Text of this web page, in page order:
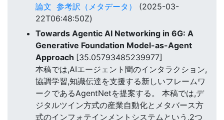
論文 参考訳（メタデータ）
(2025-03-
22T06:48:50Z)
Towards Agentic AI Networking in 6G: A
Generative Foundation Model-as-Agent
Approach [35.05793485239977]
本稿では,AIエージェント間のインタラクション,
協調学習,知識伝達を支援する新しいフレームワ
ークであるAgentNetを提案する。 本稿では,デ
ジタルツイン方式の産業自動化とメタバース方
式のインフォテインメントシステムという,2つ